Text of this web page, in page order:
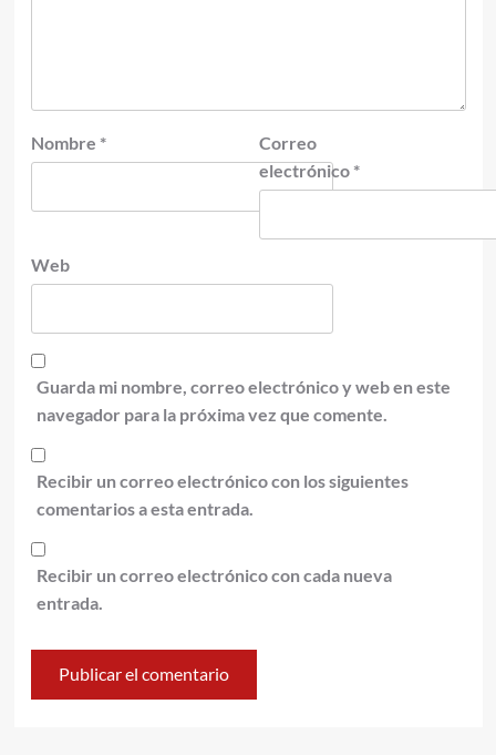
Nombre *
Correo
electrónico *
Web
Guarda mi nombre, correo electrónico y web en este
navegador para la próxima vez que comente.
Recibir un correo electrónico con los siguientes
comentarios a esta entrada.
Recibir un correo electrónico con cada nueva
entrada.